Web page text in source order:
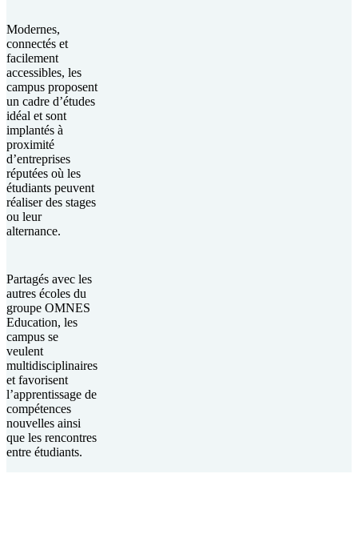
Modernes,
connectés et
facilement
accessibles, les
campus proposent
un cadre d’études
idéal et sont
implantés à
proximité
d’entreprises
réputées où les
étudiants peuvent
réaliser des stages
ou leur
alternance.
Partagés avec les
autres écoles du
groupe OMNES
Education, les
campus se
veulent
multidisciplinaires
et favorisent
l’apprentissage de
compétences
nouvelles ainsi
que les rencontres
entre étudiants.